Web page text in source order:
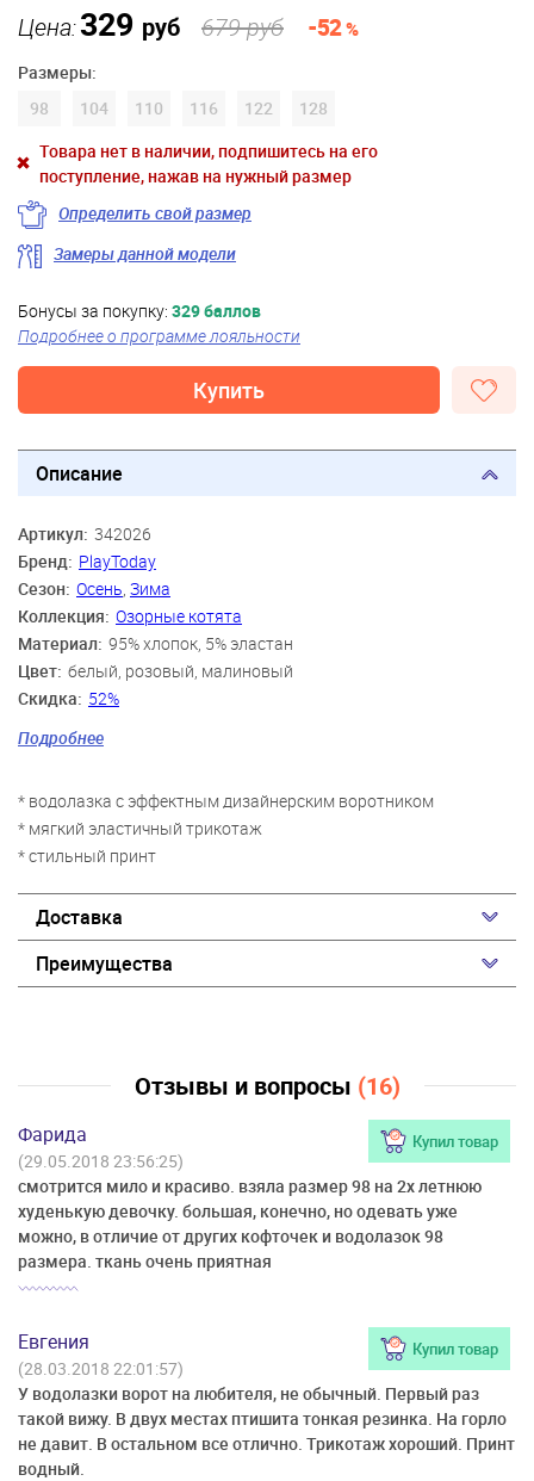
Цена:329 руб 679 руб -52%
Размеры:
98
104 110 116 122
128
Товара нет в наличии, подпишитесь на его
поступление, нажав на нужный размер
Определить свой размер
Замеры данной модели
Бонусы за покупку: 329 баллов
Подробнее о программе лояльности
Купить
Описание
Артикул: 342026
Бренд: PlayToday
Сезон: Осень Зима
Коллекция: Озорные котята
Материал: 95% хлопок, 5% эластан
Цвет: белый, розовый, малиновый
Скидка: 52%
Возраст: 3 года, 4 года, 5 лет, 6 лет, 7 лет, 8 лет
Подробнее
* водолазка с эффектным дизайнерским воротником
* мягкий эластичный трикотаж
* стильный принт
Доставка
Преимущества
Отзывы и вопросы (16)
Фарида Купил товар
(29.05.2018 23:56:25)
смотрится мило и красиво. взяла размер 98 на 2х летнюю
худенькую девочку. большая, конечно, но одевать уже
можно, в отличие от других кофточек и водолазок 98
размера. ткань очень приятная
Евгения Купил товар
(28.03.2018 22:01:57)
У водолазки ворот на любителя, не обычный. Первый раз
такой вижу. В двух местах птишита тонкая резинка. На горло
не давит. В остальном все отлично. Трикотаж хороший. Принт
водный.